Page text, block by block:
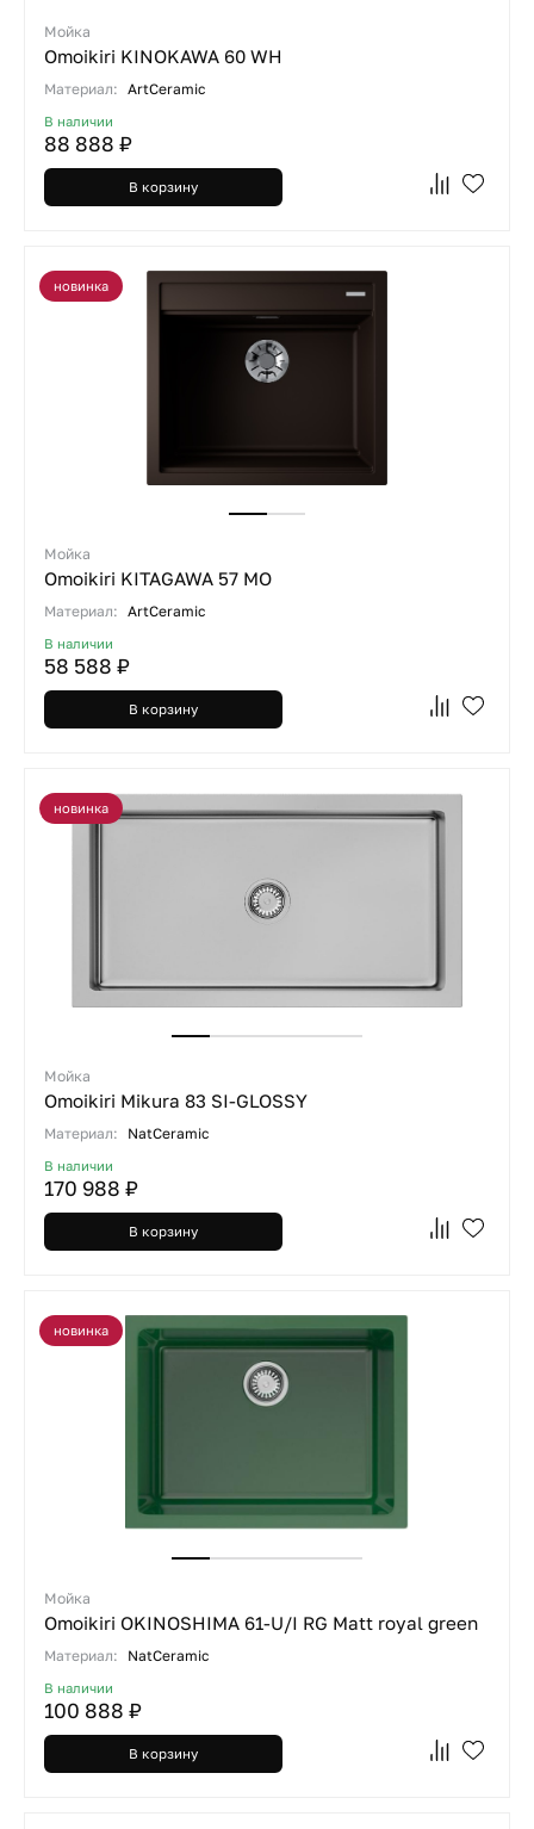
Мойка
Omoikiri KINOKAWA 60 WH
Материал: ArtCeramic
В наличии
88 888 ₽
В корзину
новинка
Мойка
Omoikiri KITAGAWA 57 MO
Материал: ArtCeramic
В наличии
58 588 ₽
В корзину
новинка
Мойка
Omoikiri Mikura 83 SI-GLOSSY
Материал: NatCeramic
В наличии
170 988 ₽
В корзину
новинка
Мойка
Omoikiri OKINOSHIMA 61-U/I RG Matt royal green
Материал: NatCeramic
В наличии
100 888 ₽
В корзину